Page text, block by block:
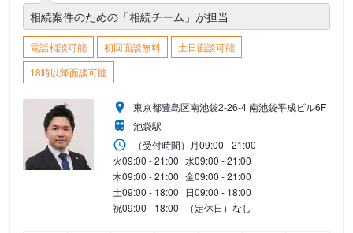
相続案件のための「相続チーム」が担当
電話相談可能 初回面談無料
土日面談可能
18時以降面談可能
東京都豊島区南池袋2-26-4 南池袋平成ビル6F
池袋駅
（受付時間） 月09:00 - 21:00
火09:00 - 21:00 水09:00 - 21:00
木09:00 - 21:00 金09:00 - 21:00
土09:00 - 18:00 日09:00 - 18:00
祝09:00 - 18:00 （定休日）なし